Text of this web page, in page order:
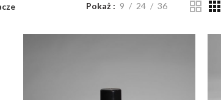
Pokaż 9 24 36